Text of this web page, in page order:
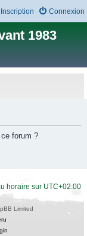
Connexion
Inscription
1983
forum ?
horaire sur UTC+02:00
Limited